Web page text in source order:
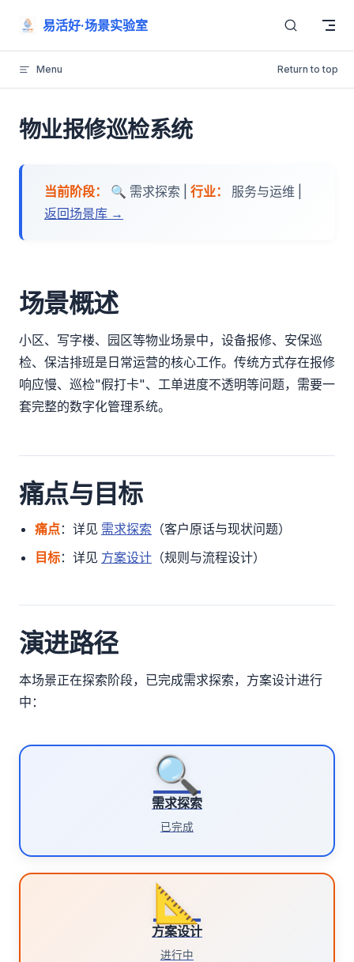
Skip to content
易活好·场景实验室
Menu Return to top
物业报修巡检系统
当前阶段： 🔍 需求探索 | 行业：
服务与运维 |
返回场景库 →
场景概述
小区、写字楼、园区等物业场景中，设备报修、安保巡
检、保洁排班是日常运营的核心工作。传统方式存在报修
响应慢、巡检"假打卡"、工单进度不透明等问题，需要一
套完整的数字化管理系统。
痛点与目标
痛点：详见 需求探索 （客户原话与现状问题）
目标：详见 方案设计 （规则与流程设计）
演进路径
本场景正在探索阶段，已完成需求探索，方案设计进行
中：
🔍
需求探索
已完成
📐
方案设计
进行中